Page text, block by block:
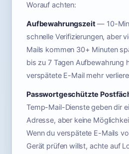
Worauf achten:
Aufbewahrungszeit— 10-
schnelle Verifizierungen, aber
Mails kommen 30+ Minuten
bis zu 7 Tagen Aufbewahrung
verspätete E-Mail mehr
Passwortgeschützte
Temp-Mail-Dienste geben dir
Adresse, aber keine
Wenn du verspätete E-Mails
Gerät prüfen willst, achte auf